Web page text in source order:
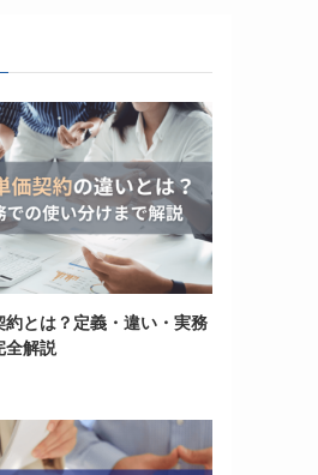
約とは？定義・違い・実務
全解説